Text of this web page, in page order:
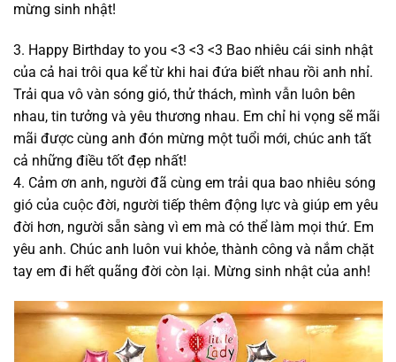
mừng sinh nhật!
3. Happy Birthday to you <3 <3 <3 Bao nhiêu cái sinh nhật
của cả hai trôi qua kể từ khi hai đứa biết nhau rồi anh nhỉ.
Trải qua vô vàn sóng gió, thử thách, mình vẫn luôn bên
nhau, tin tưởng và yêu thương nhau. Em chỉ hi vọng sẽ mãi
mãi được cùng anh đón mừng một tuổi mới, chúc anh tất
cả những điều tốt đẹp nhất!
4. Cảm ơn anh, người đã cùng em trải qua bao nhiêu sóng
gió của cuộc đời, người tiếp thêm động lực và giúp em yêu
đời hơn, người sẵn sàng vì em mà có thể làm mọi thứ. Em
yêu anh. Chúc anh luôn vui khỏe, thành công và nắm chặt
tay em đi hết quãng đời còn lại. Mừng sinh nhật của anh!